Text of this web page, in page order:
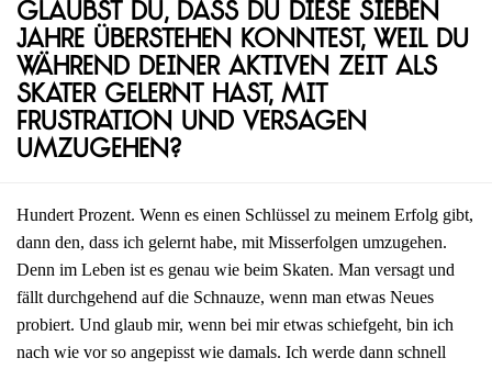
Glaubst du, dass du diese sieben
Jahre überstehen konntest, weil du
während deiner aktiven Zeit als
Skater gelernt hast, mit
Frustration und Versagen
umzugehen?
Hundert Prozent. Wenn es einen Schlüssel zu meinem Erfolg gibt,
dann den, dass ich gelernt habe, mit Misserfolgen umzugehen.
Denn im Leben ist es genau wie beim Skaten. Man versagt und
fällt durchgehend auf die Schnauze, wenn man etwas Neues
probiert. Und glaub mir, wenn bei mir etwas schiefgeht, bin ich
nach wie vor so angepisst wie damals. Ich werde dann schnell